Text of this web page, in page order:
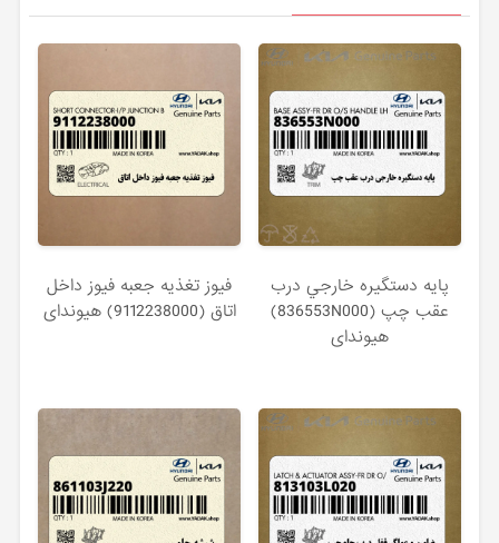
پايه دستگيره خارجي درب
عقب چپ (836553N000)
هیوندای
فيوز تغذيه جعبه فيوز داخل
اتاق (9112238000) هیوندای